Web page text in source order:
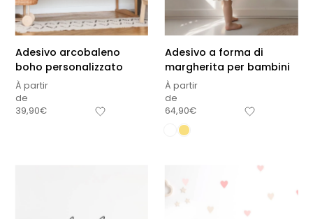
Adesivo arcobaleno
boho personalizzato
À partir
de
39,90€
Adesivo a forma di
margherita per bambini
À partir
de
64,90€